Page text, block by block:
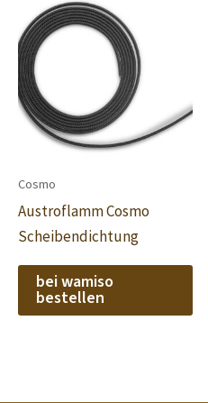
Cosmo
Austroflamm Cosmo
Scheibendichtung
bei wamiso
bestellen